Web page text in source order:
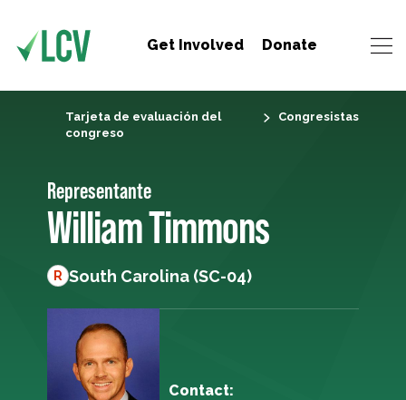
Get Involved Donate
Tarjeta de evaluación del
congreso
Congresistas
Representante
William Timmons
R South Carolina (SC-04)
Contact: